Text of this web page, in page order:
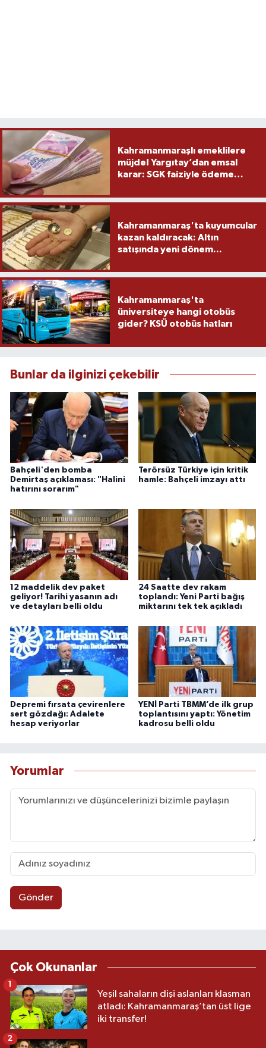
Kahramanmaraşlı emeklilere
müjde! Yargıtay’dan emsal
karar: SGK faiziyle ödeme
Kahramanmaraş'ta kuyumcular
kazan kaldıracak: Altın
satışında yeni dönem...
Kahramanmaraş'ta
üniversiteye hangi otobüs
gider? KSÜ otobüs hatları
Bunlar da ilginizi çekebilir
Bahçeli'den bomba
Demirtaş açıklaması: "Halini
hatırını sorarım"
Terörsüz Türkiye için kritik
hamle: Bahçeli imzayı attı
12 maddelik dev paket
geliyor! Tarihi yasanın adı
ve detayları belli oldu
24 Saatte dev rakam
toplandı: Yeni Parti bağış
miktarını tek tek açıkladı
Depremi fırsata çevirenlere
sert gözdağı: Adalete
hesap veriyorlar
YENİ Parti TBMM’de ilk grup
toplantısını yaptı: Yönetim
kadrosu belli oldu
Yorumlar
Gönder
Çok Okunanlar
Yeşil sahaların dişi aslanları klasman
atladı: Kahramanmaraş’tan üst lige
iki transfer!
2